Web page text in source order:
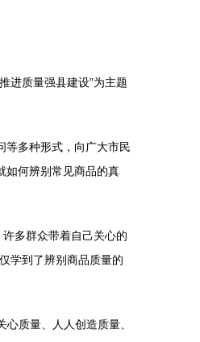
进质量强县建设”为主题
等多种形式，向广大市民
如何辨别常见商品的真
多群众带着自己关心的
学到了辨别商品质量的
质量、人人创造质量、